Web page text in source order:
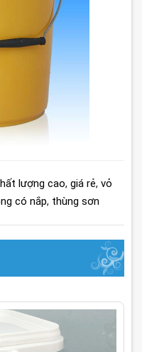
lượng cao, giá rẻ, vỏ
có nắp, thùng sơn